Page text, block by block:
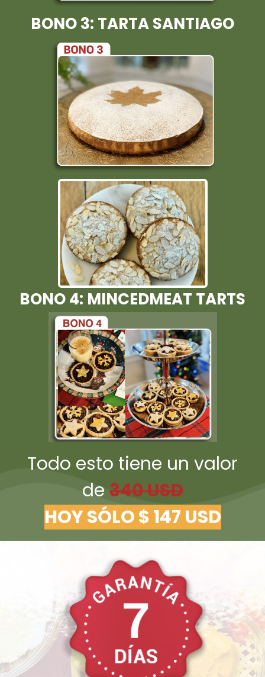
BONO 3: TARTA SANTIAGO
BONO 4: MINCEDMEAT TARTS
Todo esto tiene un valor
de 340 USD
HOY SÓLO $ 147 USD